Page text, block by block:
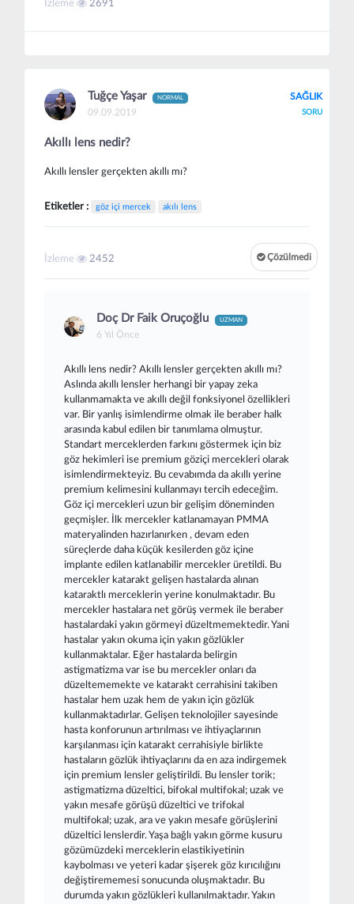
İzleme 2691
Tuğçe Yaşar NORMAL
09.09.2019
SAĞLIK
SORU
Akıllı lens nedir?
Akıllı lensler gerçekten akıllı mı?
Etiketler : göz içi mercek akılı lens
Çözülmedi
İzleme 2452
Doç Dr Faik Oruçoğlu UZMAN
6 Yıl Önce
Akıllı lens nedir? Akıllı lensler gerçekten akıllı mı?
Aslında akıllı lensler herhangi bir yapay zeka
kullanmamakta ve akıllı değil fonksiyonel özellikleri
var. Bir yanlış isimlendirme olmak ile beraber halk
arasında kabul edilen bir tanımlama olmuştur.
Standart merceklerden farkını göstermek için biz
göz hekimleri ise premium göziçi mercekleri olarak
isimlendirmekteyiz. Bu cevabımda da akıllı yerine
premium kelimesini kullanmayı tercih edeceğim.
Göz içi mercekleri uzun bir gelişim döneminden
geçmişler. İlk mercekler katlanamayan PMMA
materyalinden hazırlanırken , devam eden
süreçlerde daha küçük kesilerden göz içine
implante edilen katlanabilir mercekler üretildi. Bu
mercekler katarakt gelişen hastalarda alınan
kataraktlı merceklerin yerine konulmaktadır. Bu
mercekler hastalara net görüş vermek ile beraber
hastalardaki yakın görmeyi düzeltmemektedir. Yani
hastalar yakın okuma için yakın gözlükler
kullanmaktalar. Eğer hastalarda belirgin
astigmatizma var ise bu mercekler onları da
düzeltememekte ve katarakt cerrahisini takiben
hastalar hem uzak hem de yakın için gözlük
kullanmaktadırlar. Gelişen teknolojiler sayesinde
hasta konforunun artırılması ve ihtiyaçlarının
karşılanması için katarakt cerrahisiyle birlikte
hastaların gözlük ihtiyaçlarını da en aza indirgemek
için premium lensler geliştirildi. Bu lensler torik;
astigmatizma düzeltici, bifokal multifokal; uzak ve
yakın mesafe görüşü düzeltici ve trifokal
multifokal; uzak, ara ve yakın mesafe görüşlerini
düzeltici lenslerdir. Yaşa bağlı yakın görme kusuru
gözümüzdeki merceklerin elastikiyetinin
kaybolması ve yeteri kadar şişerek göz kırıcılığını
değiştirememesi sonucunda oluşmaktadır. Bu
durumda yakın gözlükleri kullanılmaktadır. Yakın